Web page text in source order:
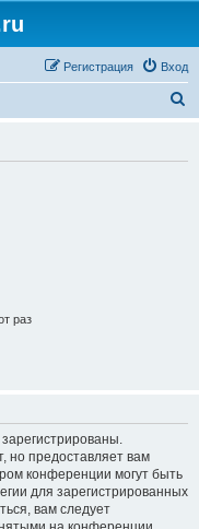
Вход
Регистрация
раз
но предоставляет вам
конференции могут быть
для зарегистрированных
вам следует